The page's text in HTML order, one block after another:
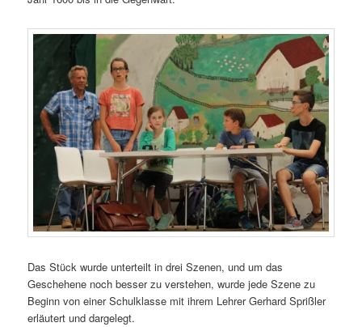
Das Stück wurde unterteilt in drei Szenen, und um das
Geschehene noch besser zu verstehen, wurde jede Szene zu
Beginn von einer Schulklasse mit ihrem Lehrer Gerhard Sprißler
erläutert und dargelegt.